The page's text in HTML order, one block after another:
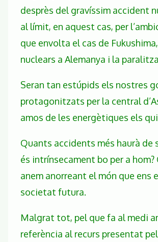
desprès del gravíssim accident
al límit, en aquest cas, per
que envolta el cas de
nuclears a Alemanya i la
Seran tan estúpids els nostres
protagonitzats per la central
amos de les energètiques els
Quants accidents més haurà
és intrínsecament bo per a
anem anorreant el món que
societat futura.
Malgrat tot, pel que fa al medi
referència al recurs presentat